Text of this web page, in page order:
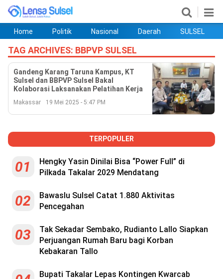
Home
Politik
Nasional
Daerah
SULSEL
Ekobis
Hukum
PENDIDIKAN
Olahraga
HIBURAN
Opini
lensasulsel.com
Home Politik Nasional Daerah SULSEL
TAG ARCHIVES: BBPVP SULSEL
Gandeng Karang Taruna Kampus, KT
Sulsel dan BBPVP Sulsel Bakal
Kolaborasi Laksanakan Pelatihan Kerja
Makassar 19 Mei 2025 - 5:47 PM
TERPOPULER
01
Hengky Yasin Dinilai Bisa “Power Full” di
Pilkada Takalar 2029 Mendatang
02
Bawaslu Sulsel Catat 1.880 Aktivitas
Pencegahan
03
Tak Sekadar Sembako, Rudianto Lallo Siapkan
Perjuangan Rumah Baru bagi Korban
Kebakaran Tallo
Bupati Takalar Lepas Kontingen Kwarcab